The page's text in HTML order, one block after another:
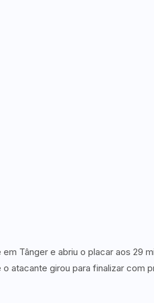
Tânger e abriu o placar aos 29
atacante girou para finalizar com